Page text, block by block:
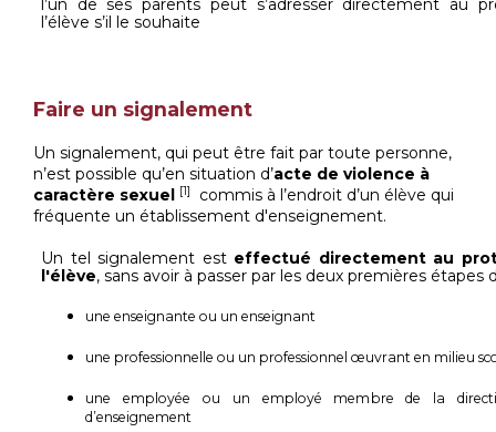
l’un de ses parents peut s’adresser directement au
l’élève s’il le souhaite
Faire un signalement
Un signalement, qui peut être fait par toute personne,
n’est possible qu’en situation d’acte de violence à
caractère sexuel [1]
commis à l’endroit d’un élève qui
fréquente un établissement d'enseignement.
Un tel signalement est effectué directement au
l'élève, sans avoir à passer par les deux premières étapes
une enseignante ou un enseignant
une professionnelle ou un professionnel œuvrant en milieu
une employée ou un employé membre de la
d’enseignement